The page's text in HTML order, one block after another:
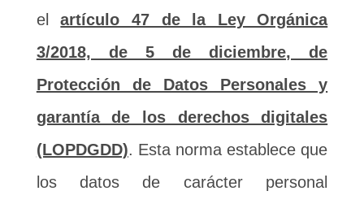
elartículo 47 de la Ley Orgánica
3/2018, de 5 de diciembre, de
Protección de Datos Personales y
garantía de los derechos digitales
(LOPDGDD). Esta norma establece que
los datos de carácter personal